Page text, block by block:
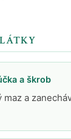
a škrob
a